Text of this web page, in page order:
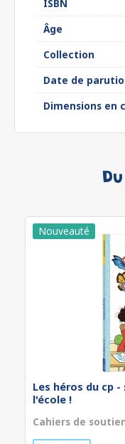
ISBN
Âge
Collection
Date de
Dimensions en
Les héros du cp
l'école !
Cahiers de